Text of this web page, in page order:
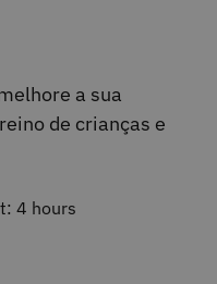
a sua
de crianças e
4 hours